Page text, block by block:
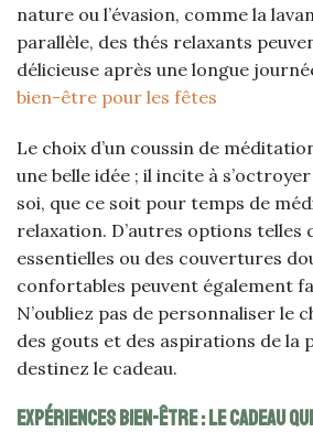
nature ou l’évasion, comme la
parallèle, des thés relaxants
délicieuse après une longue
bien-être pour les fêtes
Le choix d’un coussin de
une belle idée ; il incite à
soi, que ce soit pour temps de
relaxation. D’autres options telles
essentielles ou des couvertures
confortables peuvent également
N’oubliez pas de personnaliser le
des gouts et des aspirations de la
destinez le cadeau.
Expériences bien-être : le cadeau